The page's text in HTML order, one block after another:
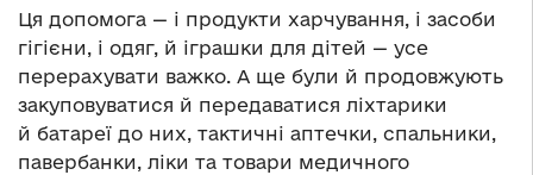
Ця допомога — і продукти харчування, і засоби
гігієни, і одяг, й іграшки для дітей — усе
перерахувати важко. А ще були й продовжують
закуповуватися й передаватися ліхтарики
й батареї до них, тактичні аптечки, спальники,
павербанки, ліки та товари медичного